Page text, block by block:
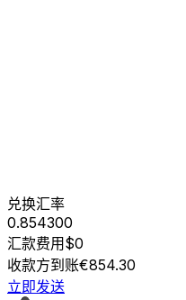
兑换汇率
0.854300
汇款费用$0
收款方到账€854.30
立即发送